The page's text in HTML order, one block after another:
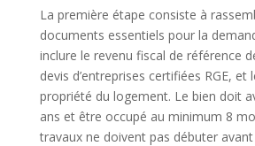
La première étape consiste à
documents essentiels pour la
inclure le revenu fiscal de référence
devis d’entreprises certifiées RGE,
propriété du logement. Le bien doit
ans et être occupé au minimum 8
travaux ne doivent pas débuter